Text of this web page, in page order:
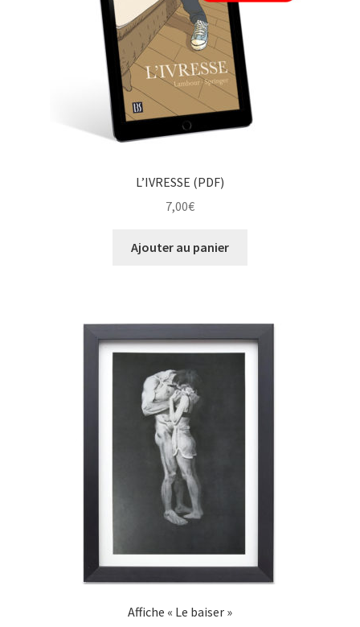
L’IVRESSE (PDF)
7,00€
Ajouter au panier
Affiche « Le baiser »